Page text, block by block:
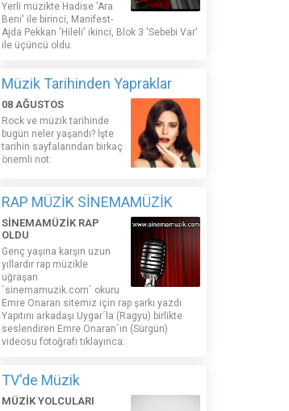
Yerli müzikte Hadise 'Ara
Beni' ile birinci, Manifest-
Ajda Pekkan 'Hileli' ikinci, Blok 3 'Sebebi Var'
ile üçüncü oldu.
Müzik Tarihinden Yapraklar
08 AĞUSTOS
Rock ve müzik tarihinde
bugün neler yaşandı? İşte
tarihin sayfalarından birkaç
önemli not:
RAP MÜZİK SİNEMAMÜZİK
SİNEMAMÜZİK RAP
OLDU
Genç yaşına karşın uzun
yıllardır rap müzikle
uğraşan
´sinemamuzik.com´ okuru
Emre Onaran sitemiz için rap şarkı yazdı.
Yapıtını arkadaşı Uygar´la (Ragyu) birlikte
seslendiren Emre Onaran´ın (Sürgün)
videosu fotoğrafı tıklayınca:
TV'de Müzik
MÜZİK YOLCULARI